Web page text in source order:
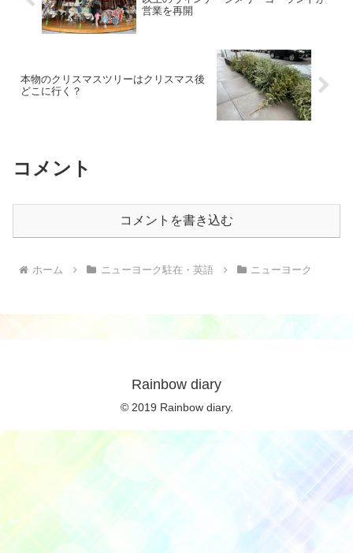
営業を再開
本物のクリスマスツリーはクリスマス後
どこに行く？
コメント
コメントを書き込む
ホーム ニューヨーク駐在・英語 ニューヨーク
Rainbow diary
© 2019 Rainbow diary.